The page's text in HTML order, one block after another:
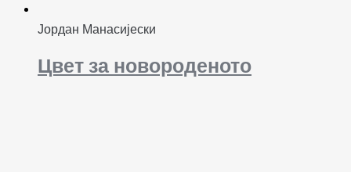
Јордан Манасијески
Цвет за новороденото